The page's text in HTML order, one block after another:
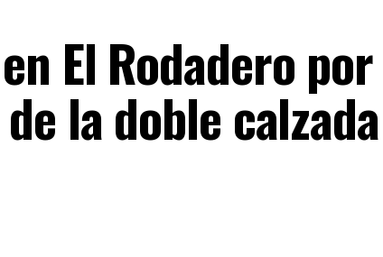
El Rodadero por
la doble calzada